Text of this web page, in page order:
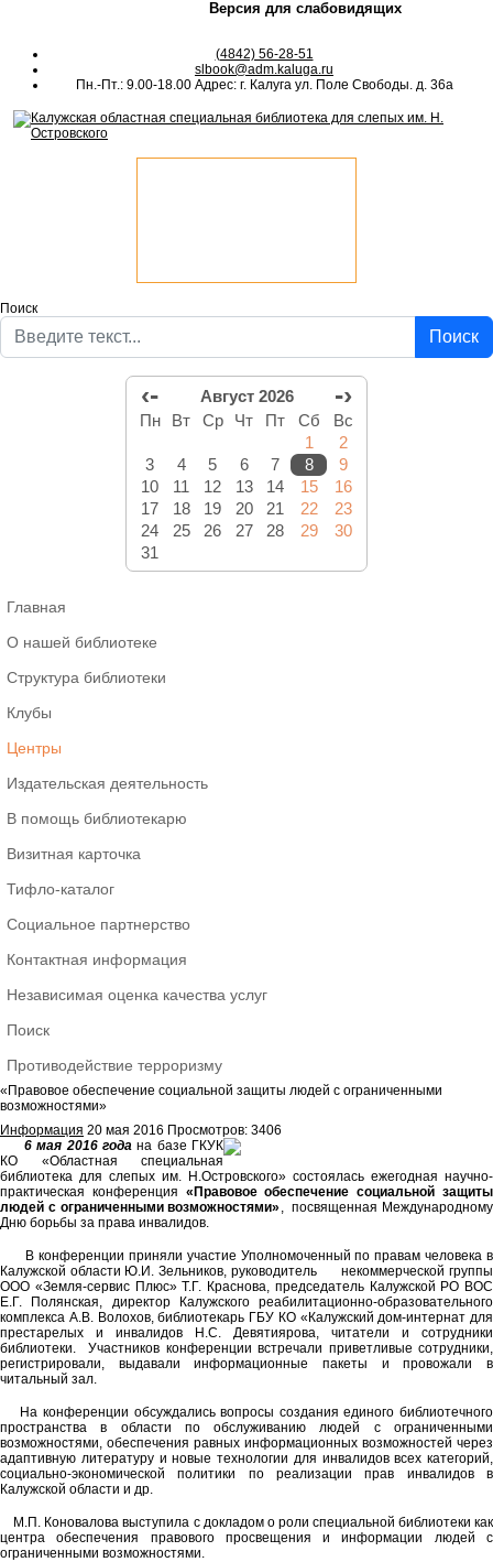
Версия для слабовидящих
(4842) 56-28-51
slbook@adm.kaluga.ru
Пн.-Пт.: 9.00-18.00 Адрес: г. Калуга ул. Поле Свободы. д. 36а
Поиск
Поиск
‹- Август 2026 -›
Пн Вт Ср Чт Пт Сб
Вс
1
2
3
4 5 6 7 8
9
10
11 12 13 14 15
16
17
18 19 20 21 22
23
24
25 26 27 28 29
30
31
Главная
О нашей библиотеке
Структура библиотеки
Клубы
Центры
Издательская деятельность
В помощь библиотекарю
Визитная карточка
Тифло-каталог
Социальное партнерство
Контактная информация
Независимая оценка качества услуг
Поиск
Противодействие терроризму
«Правовое обеспечение социальной защиты людей с ограниченными
возможностями»
Информация 20 мая 2016 Просмотров: 3406
6 мая 2016 годана базе ГКУК
КО «Областная специальная
библиотека для слепых им. Н.Островского» состоялась ежегодная научно-
практическая конференция «Правовое обеспечение социальной защиты
людей с ограниченными возможностями» , посвященная Международному
Дню борьбы за права инвалидов.
В конференции приняли участие Уполномоченный по правам человека в
Калужской области Ю.И. Зельников, руководитель некоммерческой группы
ООО «Земля-сервис Плюс» Т.Г. Краснова, председатель Калужской РО ВОС
Е.Г. Полянская, директор Калужского реабилитационно-образовательного
комплекса А.В. Волохов, библиотекарь ГБУ КО «Калужский дом-интернат для
престарелых и инвалидов Н.С. Девятиярова, читатели и сотрудники
библиотеки. Участников конференции встречали приветливые сотрудники,
регистрировали, выдавали информационные пакеты и провожали в
читальный зал.
На конференции обсуждались вопросы создания единого библиотечного
пространства в области по обслуживанию людей с ограниченными
возможностями, обеспечения равных информационных возможностей через
адаптивную литературу и новые технологии для инвалидов всех категорий,
социально-экономической политики по реализации прав инвалидов в
Калужской области и др.
М.П. Коновалова выступила с докладом о роли специальной библиотеки как
центра обеспечения правового просвещения и информации людей с
ограниченными возможностями.